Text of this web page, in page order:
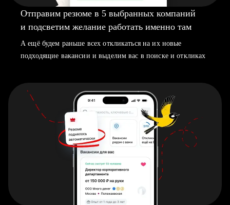
Отправим резюме в 5 выбранных компаний
и подсветим желание работать именно там
А ещё будем раньше всех откликаться на их новые
подходящие вакансии и выделим вас в поиске и откликах